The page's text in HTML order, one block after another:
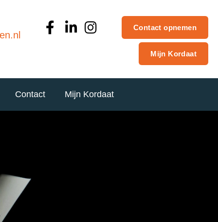
Contact opnemen
Mijn Kordaat
Contact Mijn Kordaat